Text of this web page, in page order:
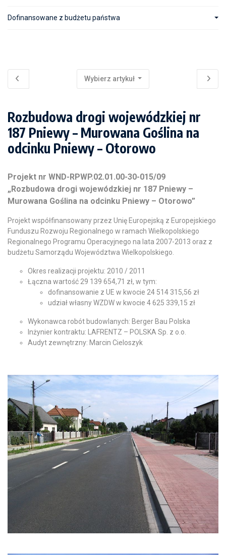
Dofinansowane z budżetu państwa
Wybierz artykuł
Rozbudowa drogi wojewódzkiej nr
187 Pniewy – Murowana Goślina na
odcinku Pniewy – Otorowo
Projekt nr WND-RPWP.02.01.00-30-015/09
„Rozbudowa drogi wojewódzkiej nr 187 Pniewy –
Murowana Goślina na odcinku Pniewy – Otorowo”
Projekt współfinansowany przez Unię Europejską z Europejskiego
Funduszu Rozwoju Regionalnego w ramach Wielkopolskiego
Regionalnego Programu Operacyjnego na lata 2007-2013 oraz z
budżetu Samorządu Województwa Wielkopolskiego.
Okres realizacji projektu: 2010 / 2011
Łączna wartość 29 139 654,71 zł, w tym:
dofinansowanie z UE w kwocie 24 514 315,56 zł
udział własny WZDW w kwocie 4 625 339,15 zł
Wykonawca robót budowlanych: Berger Bau Polska
Inżynier kontraktu: LAFRENTZ – POLSKA Sp. z o.o.
Audyt zewnętrzny: Marcin Cieloszyk